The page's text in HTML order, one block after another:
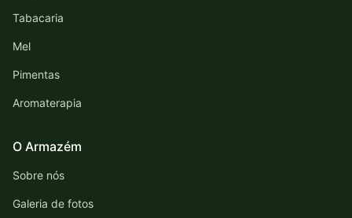
Tabacaria
Mel
Pimentas
Aromaterapia
O Armazém
Sobre nós
Galeria de fotos